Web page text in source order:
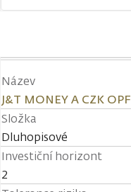
Název
J&T MONEY A CZK OPF
Složka
Dluhopisové
Investiční horizont
2